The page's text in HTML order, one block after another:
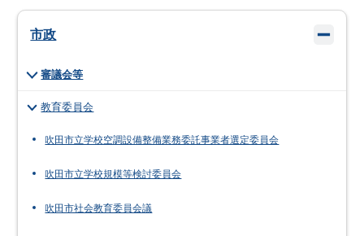
市政
審議会等
教育委員会
吹田市立学校空調設備整備業務委託事業者選定委員会
吹田市立学校規模等検討委員会
吹田市社会教育委員会議